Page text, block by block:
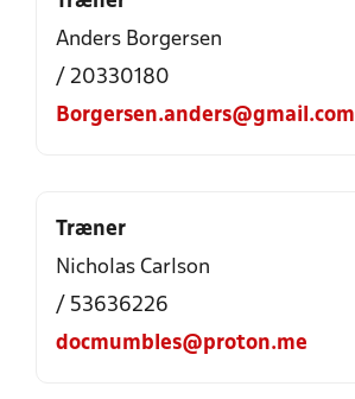
Anders Borgersen
/ 20330180
Borgersen.anders@gmail.com
Træner
Nicholas Carlson
/ 53636226
docmumbles@proton.me